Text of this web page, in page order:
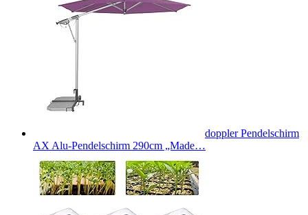
doppler Pendelschirm
AX Alu-Pendelschirm 290cm „Made…